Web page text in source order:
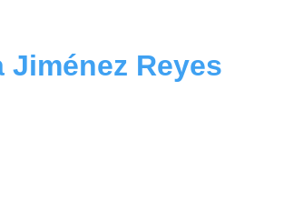
Jiménez Reyes